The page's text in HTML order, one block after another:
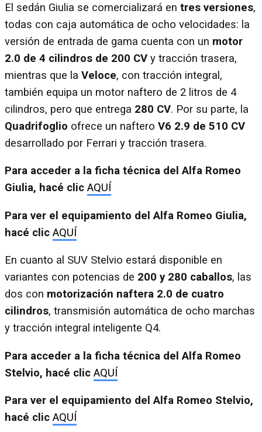
El sedán Giulia se comercializará en tres versiones,
todas con caja automática de ocho velocidades: la
versión de entrada de gama cuenta con un motor
2.0 de 4 cilindros de 200 CV y tracción trasera,
mientras que la Veloce, con tracción integral,
también equipa un motor naftero de 2 litros de 4
cilindros, pero que entrega 280 CV. Por su parte, la
Quadrifoglio ofrece un naftero V6 2.9 de 510 CV
desarrollado por Ferrari y tracción trasera.
Para acceder a la ficha técnica del Alfa Romeo
Giulia, hacé clic AQUÍ
Para ver el equipamiento del Alfa Romeo Giulia,
hacé clic AQUÍ
​​​​​​En cuanto al SUV Stelvio estará disponible en
variantes con potencias de 200 y 280 caballos, las
dos con motorización naftera 2.0 de cuatro
cilindros, transmisión automática de ocho marchas
y tracción integral inteligente Q4.
Para acceder a la ficha técnica del Alfa Romeo
Stelvio, hacé clic AQUÍ
Para ver el equipamiento del Alfa Romeo Stelvio,
hacé clic AQUÍ